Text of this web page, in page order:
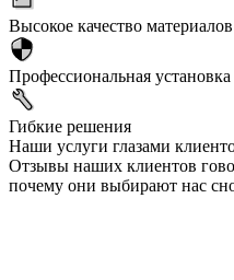
Высокое качество материалов
Профессиональная установка
Гибкие решения
Наши услуги глазами
Отзывы наших клиентов
почему они выбирают нас